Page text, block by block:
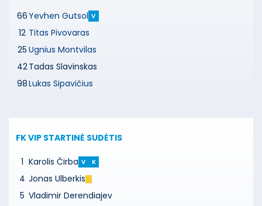
66Yevhen Gutsol V
12 Titas Pivovaras
25 Ugnius Montvilas
42Tadas Slavinskas
98Lukas Sipavičius
FK VIP STARTINĖ SUDĖTIS
1 Karolis Čirba V K
4 Jonas Ulberkis
5 Vladimir Derendiajev